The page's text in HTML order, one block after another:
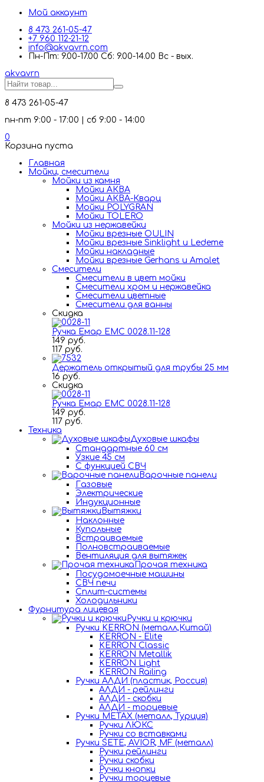
Мой аккаунт
8 473 261-05-47
+7 960 112-21-12
info@akvavrn.com
Пн-Пт: 9.00-17.00 Сб: 9.00-14.00 Вс - вых.
akvavrn
8 473 261-05-47
пн-пт 9:00 - 17:00 | сб 9:00 - 14:00
0
Корзина пуста
Главная
Мойки, смесители
Mойки из камня
Мойки АКВА
Мойки АКВА-Кварц
Мойки POLYGRAN
Мойки TOLERO
Мойки из нержавейки
Мойки врезные OULIN
Мойки врезные Sinklight и Ledeme
Мойки накладные
Мойки врезные Gerhans и Amalet
Смесители
Смесители в цвет мойки
Смесители хром и нержавейка
Смесители цветные
Смесители для ванны
Скидка
Ручка Емар ЕМС 0028.11-128
149 руб.
117 руб.
Держатель открытый для трубы 25 мм
16 руб.
Скидка
Ручка Емар ЕМС 0028.11-128
149 руб.
117 руб.
Техника
Духовые шкафы
Стандартные 60 см
Узкие 45 см
С функцией СВЧ
Варочные панели
Газовые
Электрические
Индукционные
Вытяжки
Наклонные
Купольные
Встраиваемые
Полновстраиваемые
Вентиляция для вытяжек
Прочая техника
Посудомоечные машины
СВЧ печи
Сплит-системы
Холодильники
Фурнитура лицевая
Ручки и крючки
Ручки KERRON (металл,Китай)
KERRON - Elite
KERRON Classic
KERRON Metallik
KERRON Light
KERRON Railing
Ручки АЛДИ (пластик, Россия)
АЛДИ - рейлинги
АЛДИ - скобки
АЛДИ - торцевые
Ручки METAX (металл, Турция)
Ручки ЛЮКС
Ручки со вставками
Ручки SETE, AVIOR, MF (металл)
Ручки рейлинги
Ручки скобки
Ручки кнопки
Ручки торцевые